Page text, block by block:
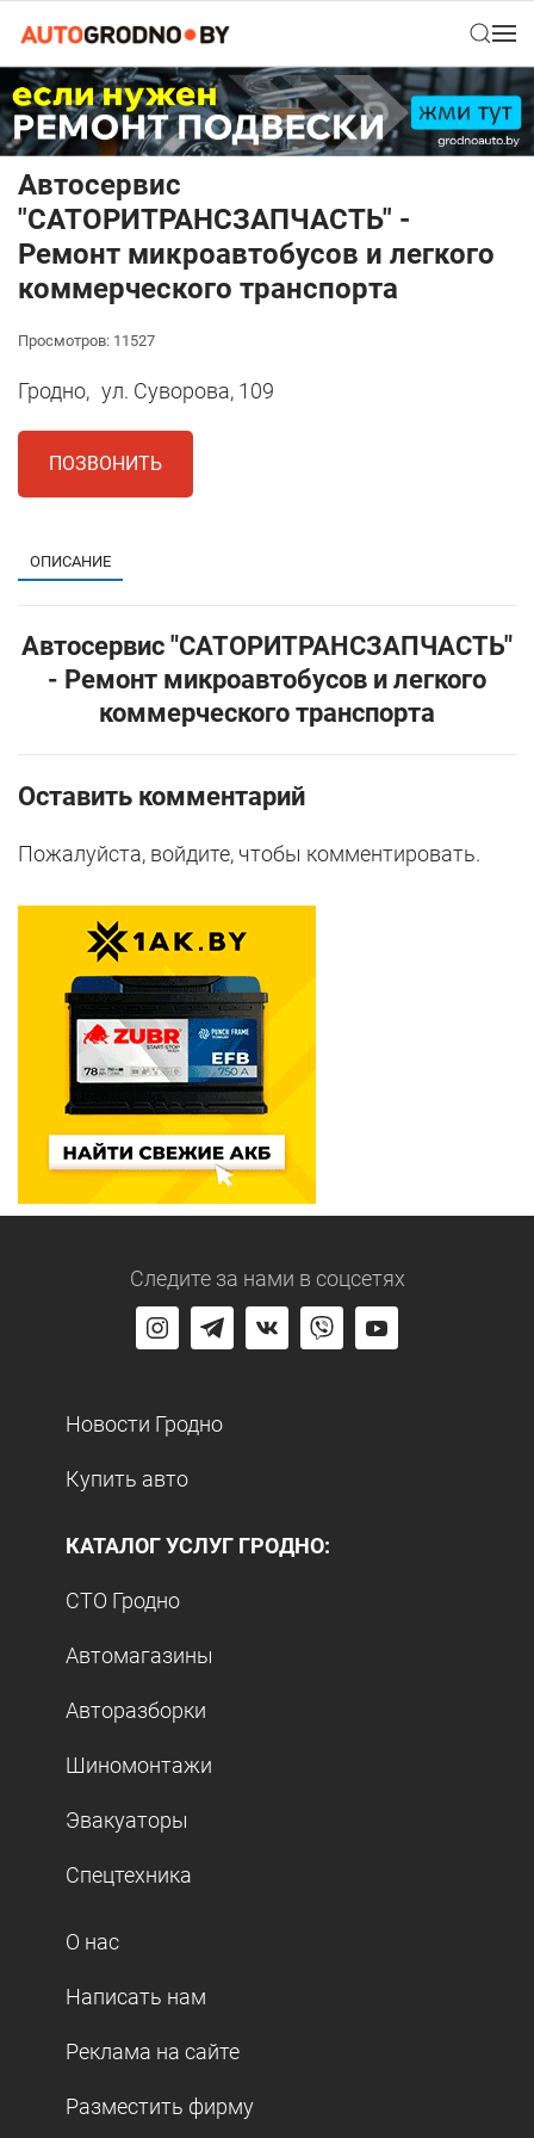
Автосервис
"САТОРИТРАНСЗАПЧАСТЬ" -
Ремонт микроавтобусов и легкого
коммерческого транспорта
Просмотров: 11527
Гродно, ул. Суворова, 109
ПОЗВОНИТЬ
ОПИСАНИЕ
Автосервис "САТОРИТРАНСЗАПЧАСТЬ"
- Ремонт микроавтобусов и легкого
коммерческого транспорта
Оставить комментарий
Пожалуйста, войдите, чтобы комментировать.
Следите за нами в соцсетях
Новости Гродно
Купить авто
КАТАЛОГ УСЛУГ ГРОДНО:
СТО Гродно
Автомагазины
Авторазборки
Шиномонтажи
Эвакуаторы
Спецтехника
О нас
Написать нам
Реклама на сайте
Разместить фирму